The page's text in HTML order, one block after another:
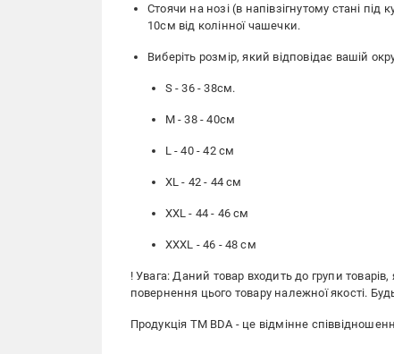
Стоячи на нозі (в напівзігнутому стані під
10см від колінної чашечки.
Виберіть розмір, який відповідає вашій
S - 36 - 38см.
М - 38 - 40см
L - 40 - 42 см
XL - 42 - 44 см
XXL - 44 - 46 см
XXXL - 46 - 48 см
! Увага: Даний товар входить до групи
повернення цього товару належної якості.
Продукція ТМ BDA - це відмінне